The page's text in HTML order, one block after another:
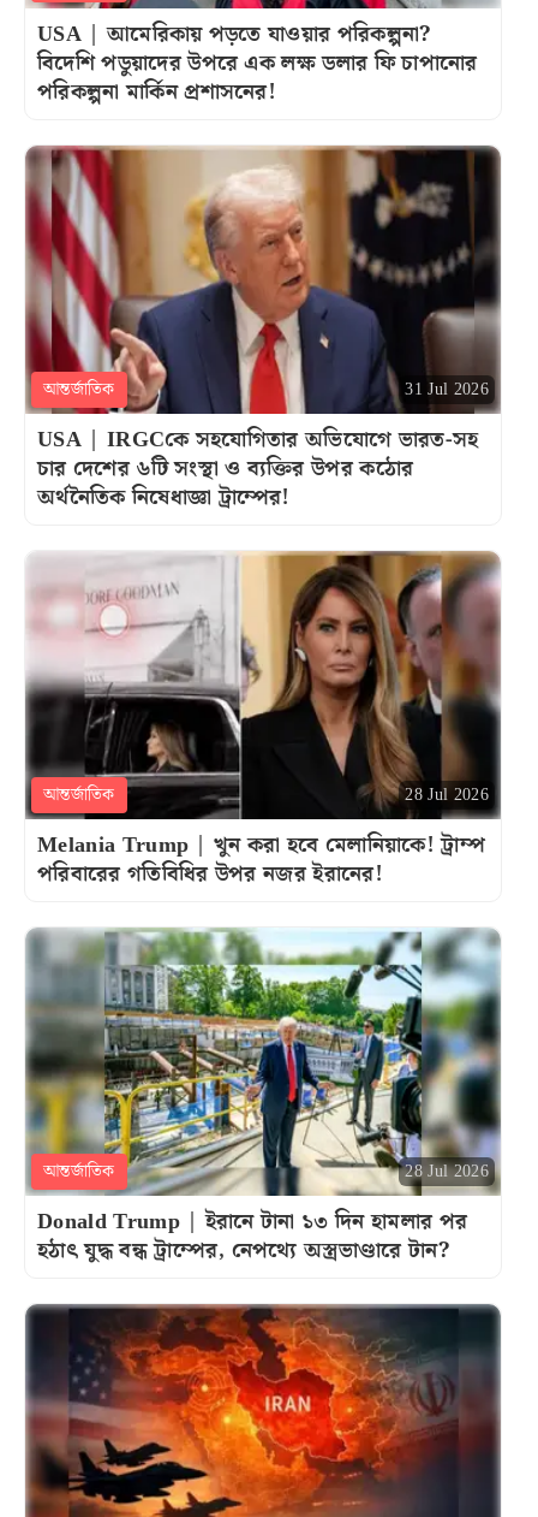
USA | আমেরিকায় পড়তে যাওয়ার পরিকল্পনা?
বিদেশি পডুয়াদের উপরে এক লক্ষ ডলার ফি চাপানোর
পরিকল্পনা মার্কিন প্রশাসনের!
আন্তর্জাতিক 31 Jul 2026
USA | IRGCকে সহযোগিতার অভিযোগে ভারত-সহ
চার দেশের ৬টি সংস্থা ও ব্যক্তির উপর কঠোর
অর্থনৈতিক নিষেধাজ্ঞা ট্রাম্পের!
আন্তর্জাতিক 28 Jul 2026
Melania Trump | খুন করা হবে মেলানিয়াকে! ট্রাম্প
পরিবারের গতিবিধির উপর নজর ইরানের!
আন্তর্জাতিক 28 Jul 2026
Donald Trump | ইরানে টানা ১৩ দিন হামলার পর
হঠাৎ যুদ্ধ বন্ধ ট্রাম্পের, নেপথ্যে অস্ত্রভাণ্ডারে টান?